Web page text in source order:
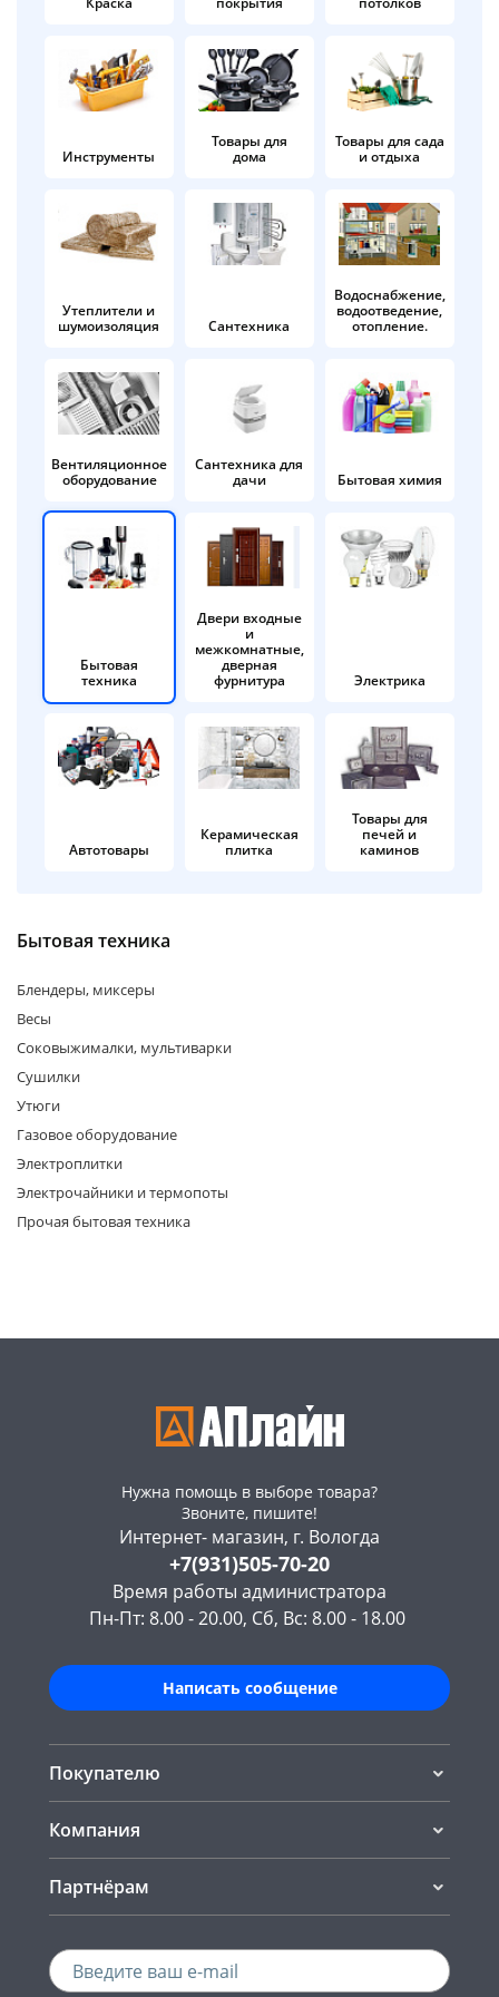
Инструменты
Товары для
дома
Товары для сада
и отдыха
Утеплители и
шумоизоляция
Сантехника
Водоснабжение,
водоотведение,
отопление.
Вентиляционное
оборудование
Сантехника для
дачи
Бытовая химия
Бытовая
техника
Двери входные
и
межкомнатные,
дверная
фурнитура
Электрика
Автотовары
Керамическая
плитка
Товары для
печей и
каминов
Бытовая техника
Блендеры, миксеры
Весы
Соковыжималки, мультиварки
Сушилки
Утюги
Газовое оборудование
Электроплитки
Электрочайники и термопоты
Прочая бытовая техника
Нужна помощь в выборе товара?
Звоните, пишите!
Интернет- магазин, г. Вологда
+7(931)505-70-20
Время работы администратора
Пн-Пт: 8.00 - 20.00, Сб, Вс: 8.00 - 18.00
Написать сообщение
Покупателю
Компания
Партнёрам
в корзину
Оплачивайте сегодня только
25% картой любого банка
Получайте товар
выбранный способом
Оставшиеся
% будут
по25%каждые 2 недели
Подробнее
об оплате Плайтом
раз в 2
недели
Остались вопросы?
8 800 302-02-51
plait.ru